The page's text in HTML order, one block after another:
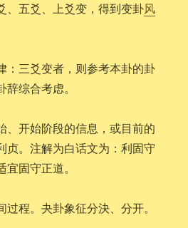
、五爻、上爻变，得到变卦风
：三爻变者，则参考本卦的卦
综合考虑。
、开始阶段的信息，或目前的
贞。注解为白话文为：利固守
固守正道。
程。夬卦象征分決、分开。